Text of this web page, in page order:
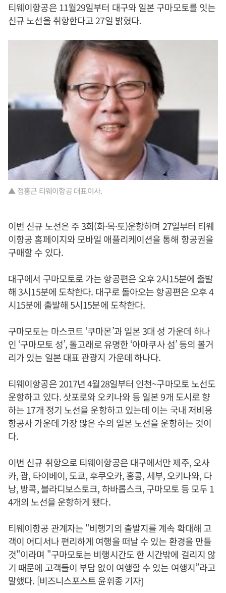
티웨이항공은 11월29일부터 대구와 일본 구마모토를 잇는
신규 노선을 취항한다고 27일 밝혔다.
▲ 정홍근 티웨이항공 대표이사.
이번 신규 노선은 주 3회(화·목·토)운항하며 27일부터 티웨
이항공 홈페이지와 모바일 애플리케이션을 통해 항공권을
구매할 수 있다.
대구에서 구마모토로 가는 항공편은 오후 2시15분에 출발
해 3시15분에 도착한다. 대구로 돌아오는 항공편은 오후 4
시15분에 출발해 5시15분에 도착한다.
구마모토는 마스코트 ‘쿠마몬’과 일본 3대 성 가운데 하나
인 ‘구마모토 성’, 돌고래로 유명한 ‘아마쿠사 섬’ 등의 볼거
리가 있는 일본 대표 관광지 가운데 하나다.
티웨이항공은 2017년 4월28일부터 인천~구마모토 노선도
운항하고 있다. 삿포로와 오키나와 등 일본 9개 도시로 향
하는 17개 정기 노선을 운항하고 있는데 이는 국내 저비용
항공사 가운데 가장 많은 수의 일본 노선을 운항하는 것이
다.
이번 신규 취항으로 티웨이항공은 대구에서만 제주, 오사
카, 괌, 타이베이, 도쿄, 후쿠오카, 홍콩, 세부, 오키나와, 다
낭, 방콕, 블라디보스토크, 하바롭스크, 구마모토 등 모두 1
4개의 노선을 운항하게 됐다.
티웨이항공 관계자는 "비행기의 출발지를 계속 확대해 고
객이 어디서나 편리하게 여행을 떠날 수 있는 환경을 만들
것"이라며 "구마모토는 비행시간도 한 시간밖에 걸리지 않
기 때문에 고객들이 부담 없이 여행할 수 있는 여행지”라고
말했다. [비즈니스포스트 윤휘종 기자]